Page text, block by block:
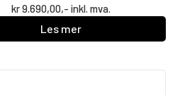
kr9.690,00,- inkl. mva.
Les mer